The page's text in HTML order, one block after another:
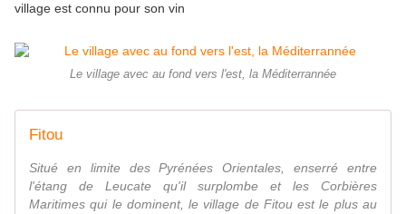
village est connu pour son vin
Le village avec au fond vers l'est, la Méditerrannée
Fitou
Situé en limite des Pyrénées Orientales, enserré entre
l'étang de Leucate qu'il surplombe et les Corbières
Maritimes qui le dominent, le village de Fitou est le plus au